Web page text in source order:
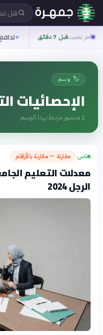
هل
آخر تحديثقبل 7 دقائق
🏷️ وسم
الإحصائيات
1 منشور مرتبط بهذا الوسم
ناس› مقارنة — مقارنة بالأرقام
معدلات التعليم
الرجل 2024